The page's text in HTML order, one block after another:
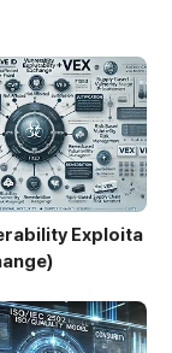
Exploita